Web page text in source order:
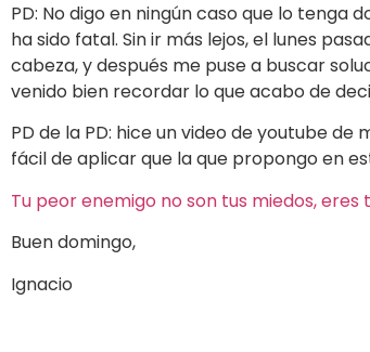
PD: No digo en ningún caso que lo tenga
ha sido fatal. Sin ir más lejos, el lunes
cabeza, y después me puse a buscar
venido bien recordar lo que acabo de
PD de la PD: hice un video de youtube
fácil de aplicar que la que propongo en
Tu peor enemigo no son tus miedos, eres
Buen domingo,
Ignacio